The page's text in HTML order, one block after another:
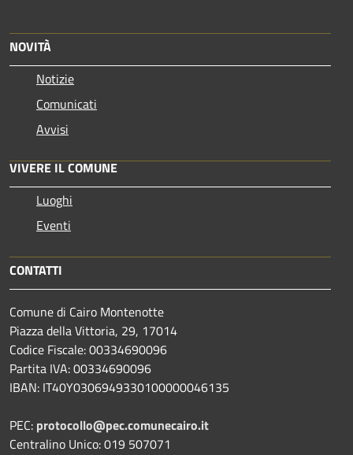
NOVITÀ
Notizie
Comunicati
Avvisi
VIVERE IL COMUNE
Luoghi
Eventi
CONTATTI
Comune di Cairo Montenotte
Piazza della Vittoria, 29, 17014
Codice Fiscale: 00334690096
Partita IVA: 00334690096
IBAN: IT40Y0306949330100000046135
PEC: protocollo@pec.comunecairo.it
Centralino Unico: 019 507071